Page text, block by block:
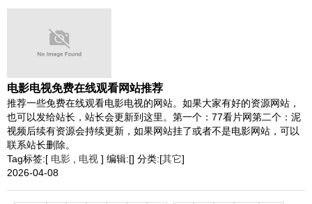
电影电视免费在线观看网站推荐
推荐一些免费在线观看电影电视的网站。如果大家有好的资源网站，
也可以发给站长，站长会更新到这里。第一个：77看片网第二个：泥
视频后续有资源会持续更新，如果网站挂了或者不是电影网站，可以
联系站长删除。
Tag标签:[ 电影 电视 ] 编辑:[] 分类:[其它]
2026-04-08